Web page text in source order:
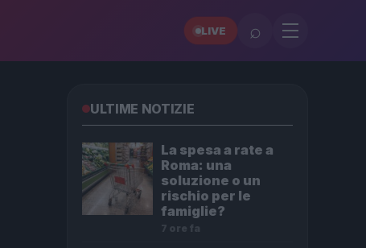
LIVE ⌕
ULTIME NOTIZIE
La spesa a rate a
Roma: una
soluzione o un
rischio per le
famiglie?
7 ore fa